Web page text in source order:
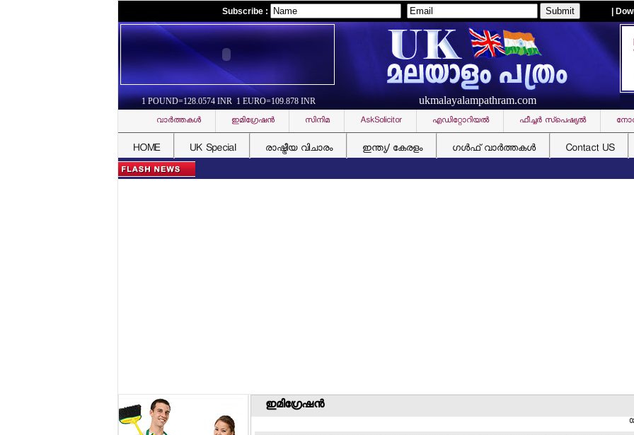
Subscribe : |
1 POUND=128.0574 INR 1 EURO=109.878 INR ukmalayalampathram.com
വാര്‍ത്തകള്‍ ഇമിഗ്രേഷന്‍ സിനിമ AskSolicitor എഡിറ്റോറിയല്‍ ഫീച്ചര്‍ സ്‌പെഷ്യല്‍
HOME UK Special രാഷ്ട്രീയ വിചാരം ഇന്ത്യ/ കേരളം ഗള്‍ഫ് വാര്‍ത്തകള്‍ Contact US
ഇമിഗ്രേഷന്‍